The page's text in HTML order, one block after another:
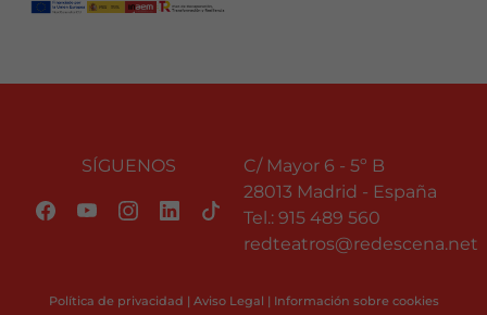
SÍGUENOS
C/ Mayor 6 - 5º B
28013 Madrid - España
Tel.: 915 489 560
redteatros@redescena.net
Política de privacidad | Aviso Legal | Información sobre cookies